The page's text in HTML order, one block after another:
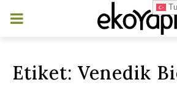
Etiket: Venedik